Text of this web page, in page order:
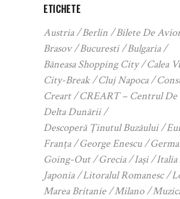
ETICHETE
Austria Berlin
Bilete De
Brasov
Bucuresti
Bulgaria
Băneasa Shopping City
Calea
City-Break
Cluj Napoca
Creart
CREART – Centrul De
Delta Dunării
Descoperă Ținutul Buzăului
Franța
George Enescu
Going-Out
Grecia Iași
Italia
Japonia
Litoralul Romanesc
Marea Britanie
Milano